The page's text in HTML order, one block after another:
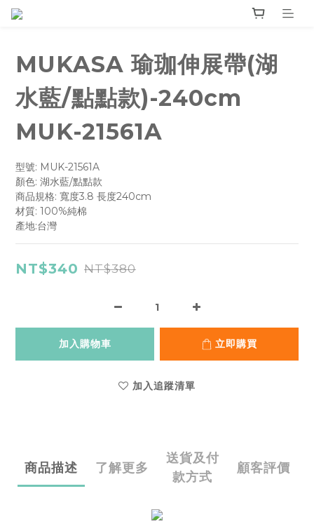
MUKASA 瑜珈伸展帶(湖
水藍/點點款)-240cm
MUK-21561A
型號: MUK-21561A
顏色: 湖水藍/點點款
商品規格: 寬度3.8 長度240cm
材質: 100%純棉
產地:台灣
NT$340 NT$380
加入購物車 立即購買
加入追蹤清單
商品描述 了解更多
送貨及付
款方式
顧客評價